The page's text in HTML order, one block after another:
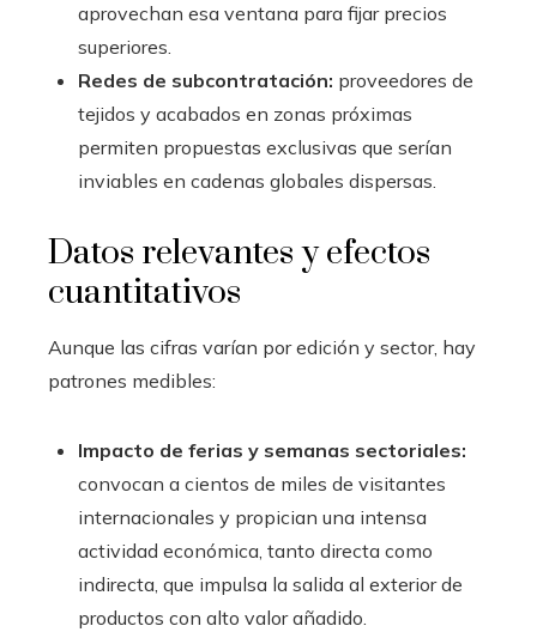
aprovechan esa ventana para fijar precios
superiores.
Redes de subcontratación: proveedores de
tejidos y acabados en zonas próximas
permiten propuestas exclusivas que serían
inviables en cadenas globales dispersas.
Datos relevantes y efectos
cuantitativos
Aunque las cifras varían por edición y sector, hay
patrones medibles:
Impacto de ferias y semanas sectoriales:
convocan a cientos de miles de visitantes
internacionales y propician una intensa
actividad económica, tanto directa como
indirecta, que impulsa la salida al exterior de
productos con alto valor añadido.